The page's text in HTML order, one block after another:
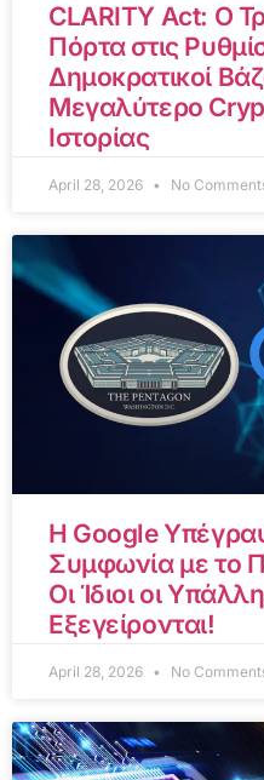
CLARITY Act: Ο
Πόρτα στις
Δημοκρατικοί
Μεγαλύτερο
Ιστορίας
April 28, 2026 No
Η Google
Συμφωνία με το
Οι Ίδιοι οι
Εξεγείρονται!
April 28, 2026 No